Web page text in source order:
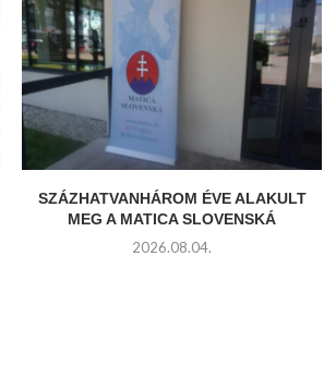
SZÁZHATVANHÁROM ÉVE ALAKULT
MEG A MATICA SLOVENSKÁ
2026.08.04.